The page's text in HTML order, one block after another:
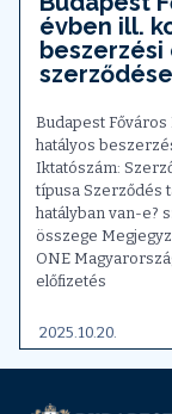
évben ill.
Budapest
hatályos
Iktatószám:
típusa Szerződés
hatályban van-e?
összege
ONE
előfizetés
2025.10.20.